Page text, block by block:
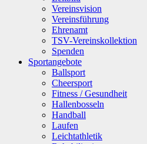
Vereinsvision
Vereinsführung
Ehrenamt
TSV-Vereinskollektion
Spenden
Sportangebote
Ballsport
Cheersport
Fitness / Gesundheit
Hallenbosseln
Handball
Laufen
Leichtathletik